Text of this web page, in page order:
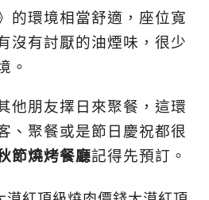
的環境相當舒適，座位寬
沒有討厭的油煙味，很少
。
他朋友擇日來聚餐，這環
、聚餐或是節日慶祝都很
節燒烤餐廳記得先預訂。